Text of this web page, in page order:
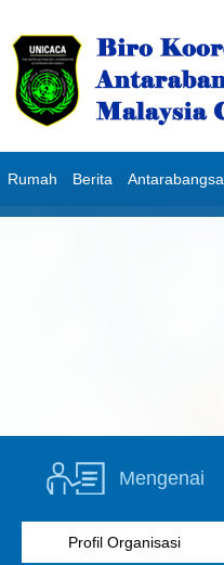
Rumah Berita Antarabangsa
Mengenai
Profil Organisasi